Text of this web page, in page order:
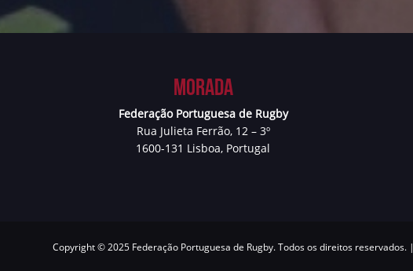
Morada
Federação Portuguesa de Rugby
Rua Julieta Ferrão, 12 – 3º
1600-131 Lisboa, Portugal
Copyright © 2025 Federação Portuguesa de Rugby. Todos os direitos reservados. |